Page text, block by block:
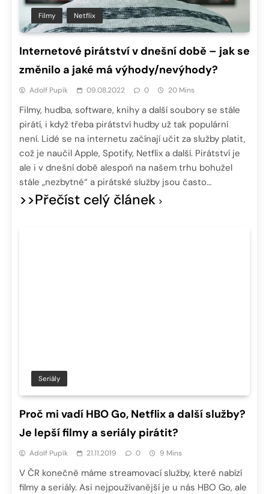
Filmy Netflix
Internetové pirátství v dnešní době – jak se
změnilo a jaké má výhody/nevýhody?
Adolf Pupík 09.08.2022 0 20 Mins
Filmy, hudba, software, knihy a další soubory se stále
pirátí, i když třeba pirátství hudby už tak populární
není. Lidé se na internetu začínají učit za služby platit,
což je naučil Apple, Spotify, Netflix a další. Pirátství je
ale i v dnešní době alespoň na našem trhu bohužel
stále „nezbytné“ a pirátské služby jsou často…
>>Přečíst celý článek
Seriály
Proč mi vadí HBO Go, Netflix a další služby?
Je lepší filmy a seriály pirátit?
Adolf Pupík 21.11.2019 0 9 Mins
V ČR konečně máme streamovací služby, které nabízí
filmy a seriály. Asi nejpoužívanější je u nás HBO Go, ale